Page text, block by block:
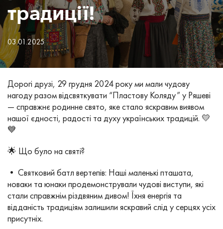
традиції!
03.01.2025
Дорогі друзі, 29 грудня 2024 року ми мали чудову
нагоду разом відсвяткувати “Пластову Коляду” у Ряшеві
— справжнє родинне свято, яке стало яскравим виявом
нашої єдності, радості та духу українських традицій. 💛
💙
🌟 Що було на святі?
• Святковий батл вертепів: Наші маленькі пташата,
новаки та юнаки продемонстрували чудові виступи, які
стали справжнім різдвяним дивом! Їхня енергія та
відданість традиціям залишили яскравий слід у серцях усіх
присутніх.